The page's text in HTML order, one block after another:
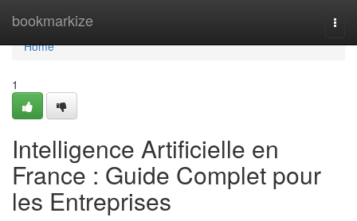
bookmarkize
Home
Home
1
Intelligence Artificielle en
France : Guide Complet pour
les Entreprises